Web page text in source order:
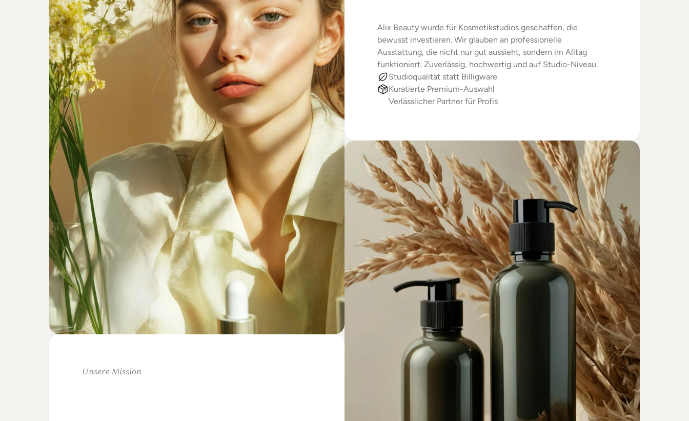
Unsere Mission
Alix Beauty wurde für Kosmetikstudios geschaffen, die
bewusst investieren. Wir glauben an professionelle
Ausstattung, die nicht nur gut aussieht, sondern im Alltag
funktioniert. Zuverlässig, hochwertig und auf Studio-Niveau.
Studioqualität statt Billigware
Kuratierte Premium-Auswahl
Verlässlicher Partner für Profis